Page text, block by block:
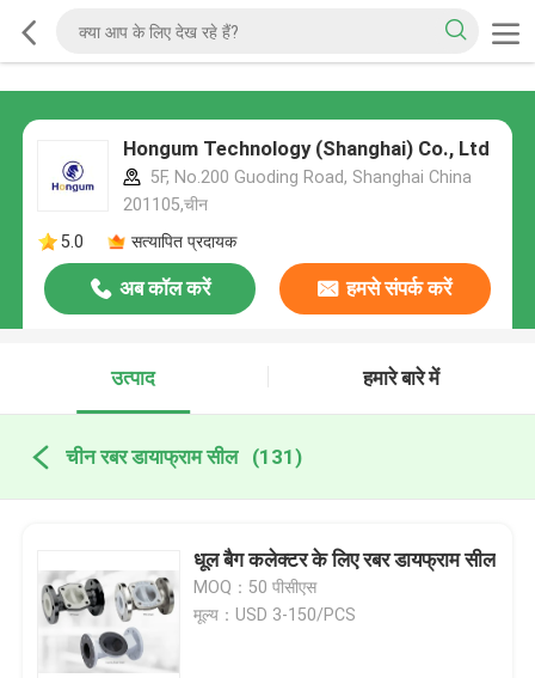
Hongum Technology (Shanghai) Co., Ltd
5F, No.200 Guoding Road, Shanghai China
201105,चीन
5.0
सत्यापित प्रदायक
अब कॉल करें हमसे संपर्क करें
उत्पाद हमारे बारे में
चीन रबर डायाफ्राम सील (131)
धूल बैग कलेक्टर के लिए रबर डायफ्राम सील
MOQ：50 पीसीएस
मूल्य：USD 3-150/PCS